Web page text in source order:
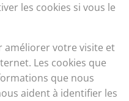
les cookies si vous le
améliorer votre visite et
Les cookies que
que nous
aident à identifier les